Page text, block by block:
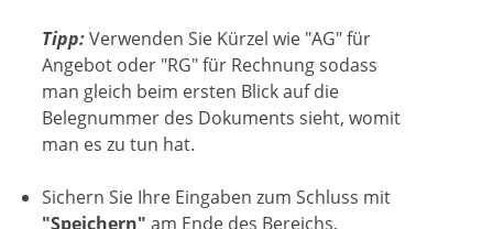
Tipp:Verwenden Sie Kürzel wie "AG" für
Angebot oder "RG" für Rechnung sodass
man gleich beim ersten Blick auf die
Belegnummer des Dokuments sieht, womit
man es zu tun hat.
Sichern Sie Ihre Eingaben zum Schluss mit
"Speichern" am Ende des Bereichs.